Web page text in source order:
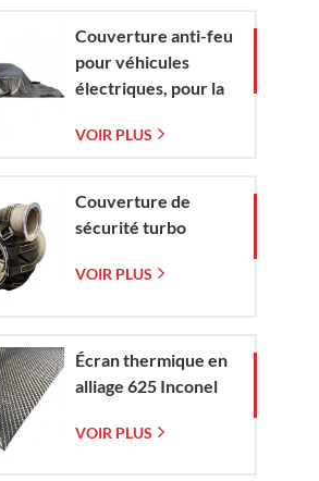
Couverture anti-feu
pour véhicules
électriques, pour la
les incendies de
électriques et de
voitures en situation
VOIR PLUS
Couverture de
sécurité turbo
VOIR PLUS
Écran thermique en
alliage 625 Inconel
VOIR PLUS